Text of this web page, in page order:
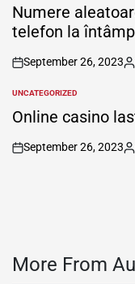
INNumere
telefon la
on
September 26, 2023
POSTED
IN
UNCATEGORIZED
Online casino
on
September 26, 2023
More From